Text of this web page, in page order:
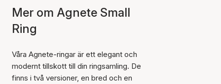
Mer om Agnete Small
Ring
Våra Agnete-ringar är ett elegant och
modernt tillskott till din ringsamling. De
finns i två versioner, en bred och en